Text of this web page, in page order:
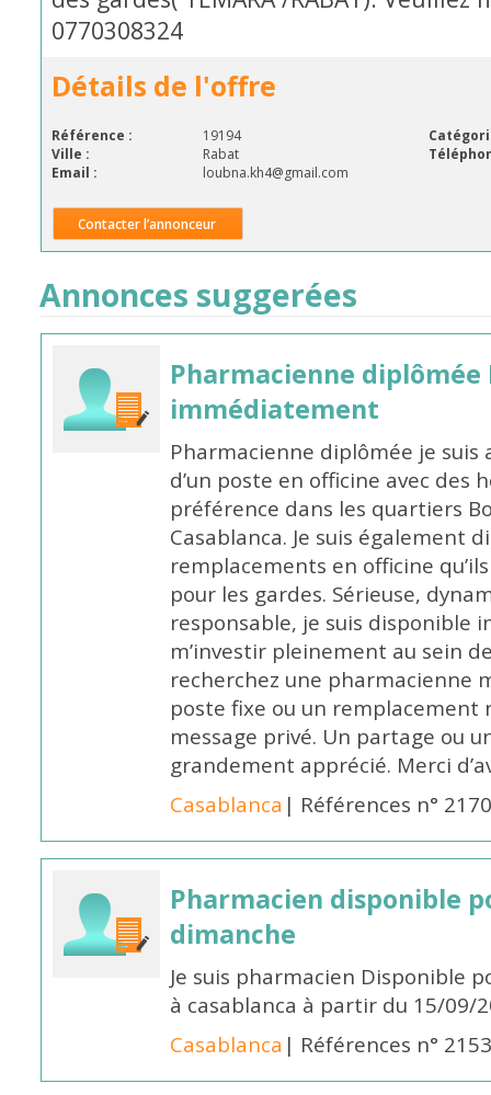
0770308324
Détails de l'offre
Référence : 19194
Ville :
Rabat
Email :
loubna.kh4@gmail.com
Contacter l’annonceur
Annonces suggerées
Pharmacienne diplômée
immédiatement
Pharmacienne diplômée je
d’un poste en officine avec des
préférence dans les quartiers
Casablanca. Je suis également
remplacements en officine
pour les gardes. Sérieuse,
responsable, je suis
m’investir pleinement au sein
recherchez une pharmacienne
poste fixe ou un remplacement
message privé. Un partage ou
grandement apprécié. Merci
Casablanca | Références n°
Pharmacien disponible
dimanche
Je suis pharmacien Disponible
à casablanca à partir du 15/09/
Casablanca | Références n°